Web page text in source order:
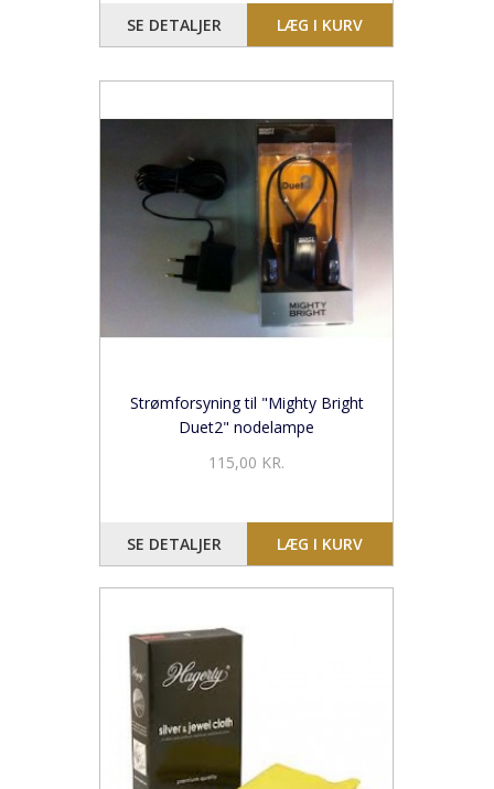
SE DETALJER LÆG I KURV
Strømforsyning til "Mighty Bright
Duet2" nodelampe
115,00 KR.
SE DETALJER LÆG I KURV